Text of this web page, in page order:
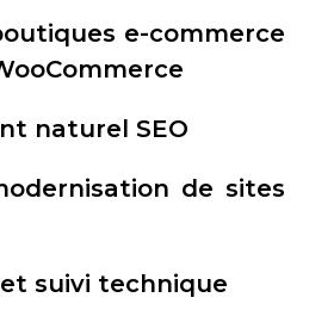
e-commerce
naturel SEO
de sites
suivi technique